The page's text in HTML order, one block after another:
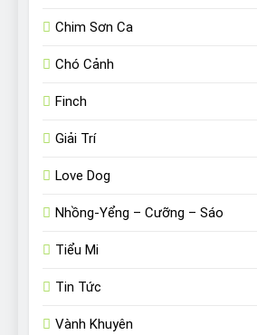
Chim Sơn Ca
Chó Cảnh
Finch
Giải Trí
Love Dog
Nhồng-Yểng – Cưỡng – Sáo
Tiểu Mi
Tin Tức
Vành Khuyên